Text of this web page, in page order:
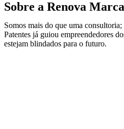
Sobre a Renova
Somos mais do que uma
Patentes já guiou empreendedores
estejam blindados para o futuro.